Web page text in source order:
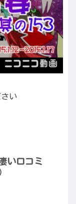
い
い口コミ